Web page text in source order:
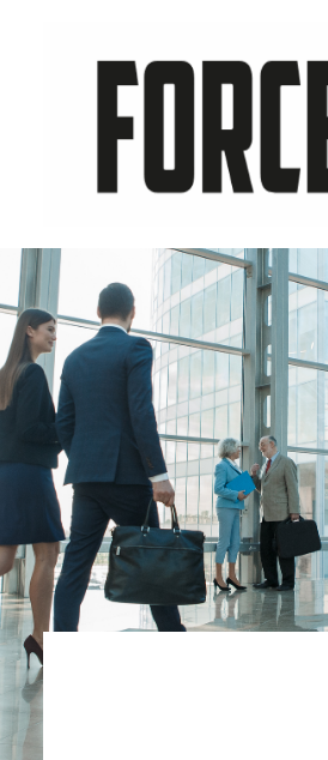
A propos
Nos métiers
Secteurs d’expertise
Clients
Actualités
CONTACT